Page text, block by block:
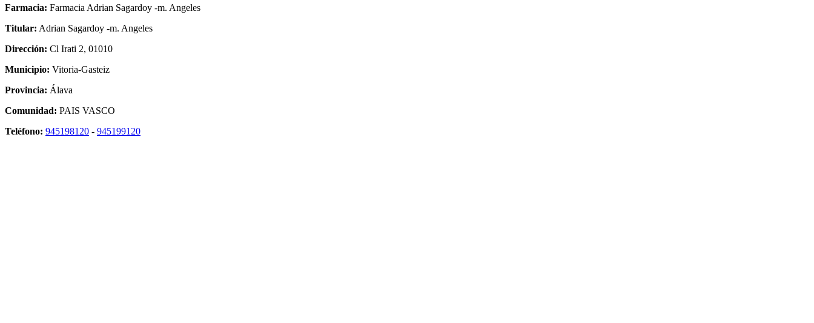
Farmacia: Farmacia Adrian Sagardoy -m. Angeles
Titular: Adrian Sagardoy -m. Angeles
Dirección: Cl Irati 2, 01010
Municipio: Vitoria-Gasteiz
Provincia: Álava
Comunidad: PAIS VASCO
Teléfono: 945198120 - 945199120